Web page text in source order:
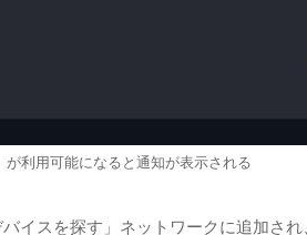
が利用可能になると通知が表示される
イスを探す」ネットワークに追加さ